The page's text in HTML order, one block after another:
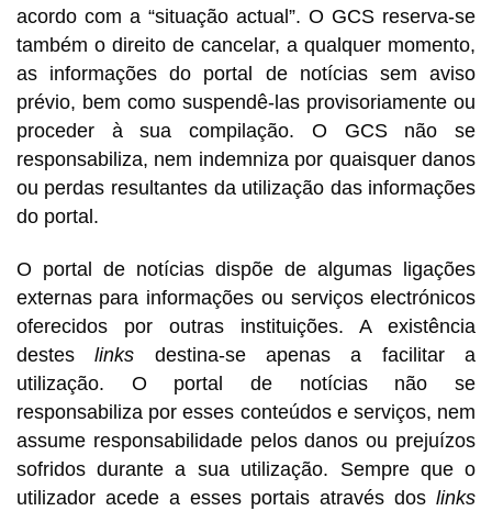
acordo com a “situação actual”. O GCS reserva-se
também o direito de cancelar, a qualquer momento,
as informações do portal de notícias sem aviso
prévio, bem como suspendê-las provisoriamente ou
proceder à sua compilação. O GCS não se
responsabiliza, nem indemniza por quaisquer danos
ou perdas resultantes da utilização das informações
do portal.
O portal de notícias dispõe de algumas ligações
externas para informações ou serviços electrónicos
oferecidos por outras instituições. A existência
desteslinks destina-se apenas a facilitar a
utilização. O portal de notícias não se
responsabiliza por esses conteúdos e serviços, nem
assume responsabilidade pelos danos ou prejuízos
sofridos durante a sua utilização. Sempre que o
utilizador acede a esses portais através doslinks